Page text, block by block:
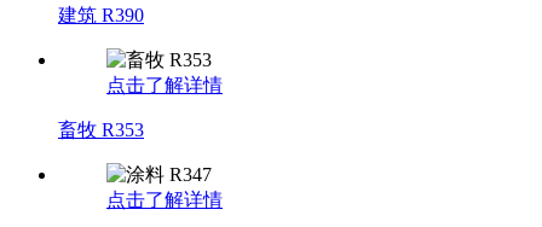
建筑 R390
点击了解详情
畜牧 R353
点击了解详情